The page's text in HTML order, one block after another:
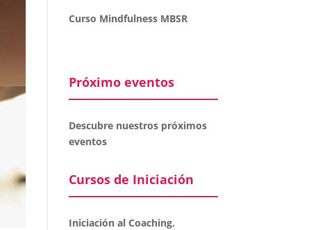
Curso Mindfulness MBSR
Próximo eventos
Descubre nuestros próximos
eventos
Cursos de Iniciación
Iniciación al Coaching.